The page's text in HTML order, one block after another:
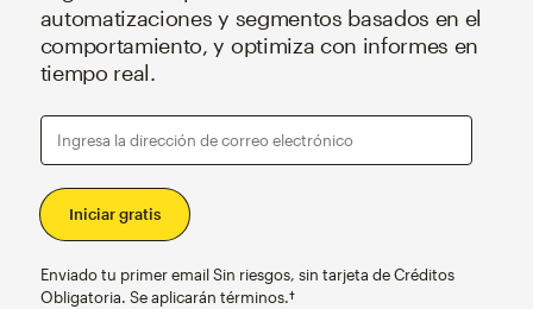
automatizaciones y segmentos basados en el
comportamiento, y optimiza con informes en
tiempo real.
Ingresa la dirección de correo electrónico
Enviado tu primer email Sin riesgos, sin tarjeta de Créditos
Obligatoria. Se aplicarán términos.†